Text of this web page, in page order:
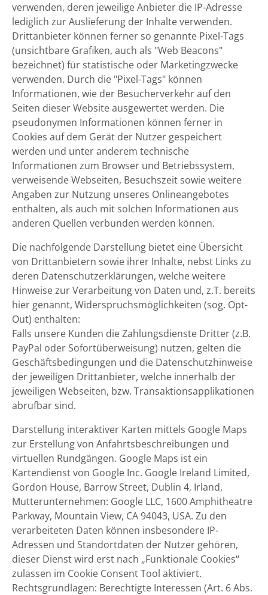
verwenden, deren jeweilige Anbieter die IP-Adresse
lediglich zur Auslieferung der Inhalte verwenden.
Drittanbieter können ferner so genannte Pixel-Tags
(unsichtbare Grafiken, auch als "Web Beacons"
bezeichnet) für statistische oder Marketingzwecke
verwenden. Durch die "Pixel-Tags" können
Informationen, wie der Besucherverkehr auf den
Seiten dieser Website ausgewertet werden. Die
pseudonymen Informationen können ferner in
Cookies auf dem Gerät der Nutzer gespeichert
werden und unter anderem technische
Informationen zum Browser und Betriebssystem,
verweisende Webseiten, Besuchszeit sowie weitere
Angaben zur Nutzung unseres Onlineangebotes
enthalten, als auch mit solchen Informationen aus
anderen Quellen verbunden werden können.
Die nachfolgende Darstellung bietet eine Übersicht
von Drittanbietern sowie ihrer Inhalte, nebst Links zu
deren Datenschutzerklärungen, welche weitere
Hinweise zur Verarbeitung von Daten und, z.T. bereits
hier genannt, Widerspruchsmöglichkeiten (sog. Opt-
Out) enthalten:
Falls unsere Kunden die Zahlungsdienste Dritter (z.B.
PayPal oder Sofortüberweisung) nutzen, gelten die
Geschäftsbedingungen und die Datenschutzhinweise
der jeweiligen Drittanbieter, welche innerhalb der
jeweiligen Webseiten, bzw. Transaktionsapplikationen
abrufbar sind.
Darstellung interaktiver Karten mittels Google Maps
zur Erstellung von Anfahrtsbeschreibungen und
virtuellen Rundgängen. Google Maps ist ein
Kartendienst von Google Inc. Google Ireland Limited,
Gordon House, Barrow Street, Dublin 4, Irland,
Mutterunternehmen: Google LLC, 1600 Amphitheatre
Parkway, Mountain View, CA 94043, USA. Zu den
verarbeiteten Daten können insbesondere IP-
Adressen und Standortdaten der Nutzer gehören,
dieser Dienst wird erst nach „Funktionale Cookies“
zulassen im Cookie Consent Tool aktiviert.
Rechtsgrundlagen: Berechtigte Interessen (Art. 6 Abs.